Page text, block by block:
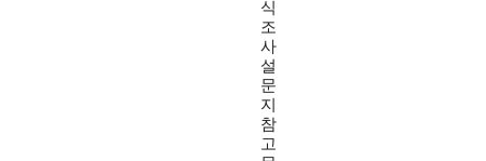
식
조
사
설
문
지
참
고